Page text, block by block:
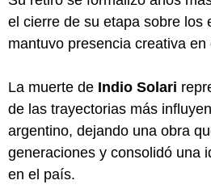
el cierre de su etapa sobre los
mantuvo presencia creativa
La muerte de Indio Solari
de las trayectorias más
argentino, dejando una obra
generaciones y consolidó una
en el país.